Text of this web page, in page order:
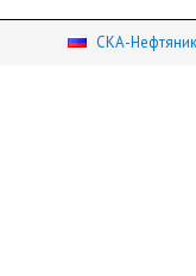
СКА-Нефтяник